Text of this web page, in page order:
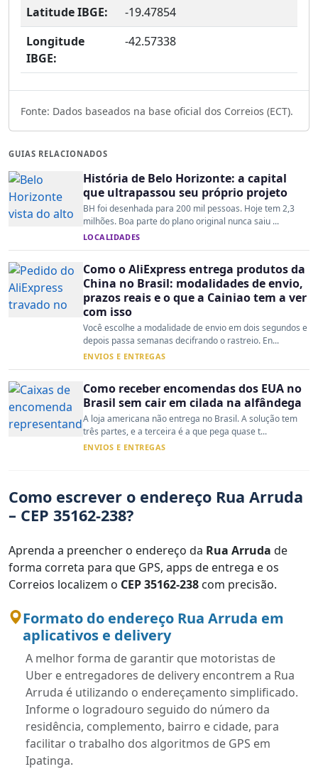
Latitude IBGE:
-19.47854
Longitude
IBGE:
-42.57338
Fonte: Dados baseados na base oficial dos Correios (ECT).
GUIAS RELACIONADOS
História de Belo Horizonte: a capital
que ultrapassou seu próprio projeto
BH foi desenhada para 200 mil pessoas. Hoje tem 2,3
milhões. Boa parte do plano original nunca saiu ...
LOCALIDADES
Como o AliExpress entrega produtos da
China no Brasil: modalidades de envio,
prazos reais e o que a Cainiao tem a ver
com isso
Você escolhe a modalidade de envio em dois segundos e
depois passa semanas decifrando o rastreio. En...
ENVIOS E ENTREGAS
Como receber encomendas dos EUA no
Brasil sem cair em cilada na alfândega
A loja americana não entrega no Brasil. A solução tem
três partes, e a terceira é a que pega quase t...
ENVIOS E ENTREGAS
Como escrever o endereço Rua Arruda
– CEP 35162-238?
Aprenda a preencher o endereço da Rua Arruda de
forma correta para que GPS, apps de entrega e os
Correios localizem o CEP 35162-238 com precisão.
Formato do endereço Rua Arruda em
aplicativos e delivery
A melhor forma de garantir que motoristas de
Uber e entregadores de delivery encontrem a Rua
Arruda é utilizando o endereçamento simplificado.
Informe o logradouro seguido do número da
residência, complemento, bairro e cidade, para
facilitar o trabalho dos algoritmos de GPS em
Ipatinga.